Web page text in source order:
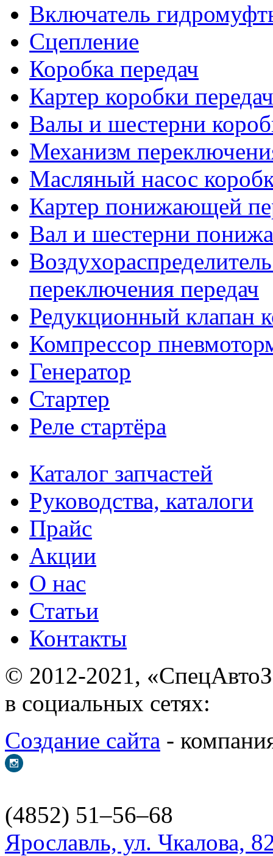
Включатель
Сцепление
Коробка передач
Картер коробки передач
Валы и шестерни
Механизм
Масляный насос
Картер понижающей
Вал и шестерни
переключения передач
Редукционный клапан
Компрессор
Генератор
Стартер
Реле стартёра
Каталог запчастей
Руководства, каталоги
Прайс
Акции
О нас
Статьи
Контакты
© 2012-2021,
в социальных сетях:
Создание сайта -
(4852) 51–56–68
Ярославль, ул. Чкалова,